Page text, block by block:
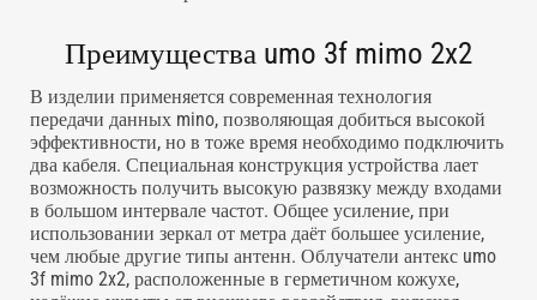
Преимущества umo 3f mimo 2x2
В изделии применяется современная технология
передачи данных mino, позволяющая добиться высокой
эффективности, но в тоже время необходимо подключить
два кабеля. Специальная конструкция устройства лает
возможность получить высокую развязку между входами
в большом интервале частот. Общее усиление, при
использовании зеркал от метра даёт большее усиление,
чем любые другие типы антенн. Облучатели антекс umo
3f mimo 2x2, расположенные в герметичном кожухе,